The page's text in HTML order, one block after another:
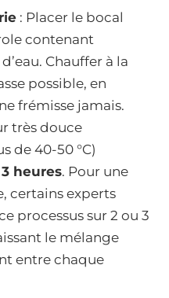
: Placer le bocal
contenant
Chauffer à la
possible, en
frémisse jamais.
très douce
de 40-50 °C)
3 heures. Pour une
certains experts
processus sur 2 ou 3
le mélange
entre chaque